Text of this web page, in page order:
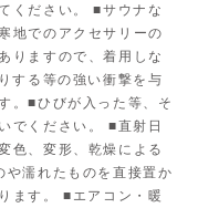
ください。 ■サウナな
地でのアクセサリーの
りますので、着用しな
する等の強い衝撃を与
。■ひびが入った等、そ
でください。 ■直射日
色、変形、乾燥による
や濡れたものを直接置か
ます。 ■エアコン・暖